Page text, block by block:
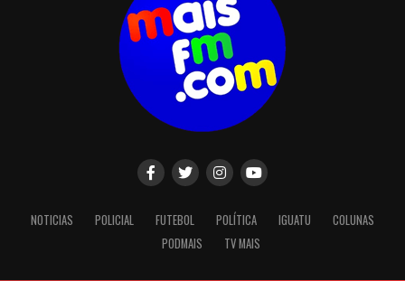
NOTICIAS POLICIAL FUTEBOL POLÍTICA IGUATU
COLUNAS
PODMAIS
TV MAIS